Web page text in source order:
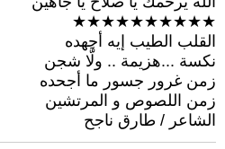
★★★★★★★★★★
القلب الطيب إيه أجهده
نكسة ...هزيمة .. ولَّا شجن
زمن غرور جسور ما أجحده
زمن اللصوص و المرتشين
الشاعر / طارق ناجح